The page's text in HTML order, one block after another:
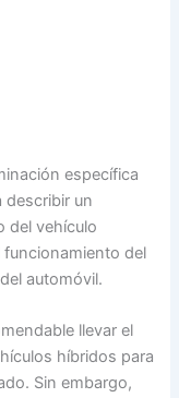
específica
describir un
del vehículo
funcionamiento del
automóvil.
llevar el
híbridos para
Sin embargo,